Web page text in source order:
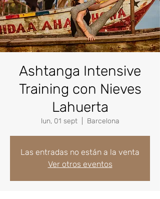
Ashtanga Intensive
Training con Nieves
Lahuerta
lun, 01 sept
  |
Barcelona
Las entradas no están a la venta
Ver otros eventos